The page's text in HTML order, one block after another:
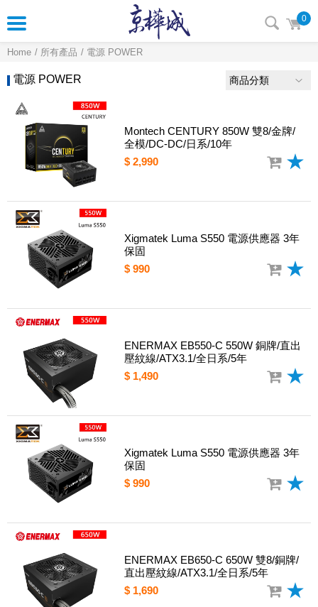
0
Home 所有產品 電源 POWER
電源 POWER 商品分類
Montech CENTURY 850W 雙8/金牌/
全模/DC-DC/日系/10年
$ 2,990
Xigmatek Luma S550 電源供應器 3年
保固
$ 990
ENERMAX EB550-C 550W 銅牌/直出
壓紋線/ATX3.1/全日系/5年
$ 1,490
Xigmatek Luma S550 電源供應器 3年
保固
$ 990
ENERMAX EB650-C 650W 雙8/銅牌/
直出壓紋線/ATX3.1/全日系/5年
$ 1,690